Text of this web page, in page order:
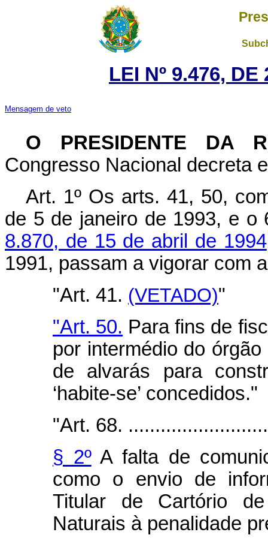
LEI Nº 9.476,
Mensagem de veto
O PRESIDENTE DA
Congresso Nacional decreta
Art. 1º Os arts. 41, 50,
de 5 de janeiro de 1993, e
8.870, de 15 de abril de 1994
1991, passam a vigorar com
"Art. 41. (VETADO)"
"Art. 50. Para fins de
por intermédio do
de alvarás para
‘habite-se’ concedidos."
"Art. 68.
§ 2ºA falta de
como o envio de
Titular de Cartório
Naturais à penalidade